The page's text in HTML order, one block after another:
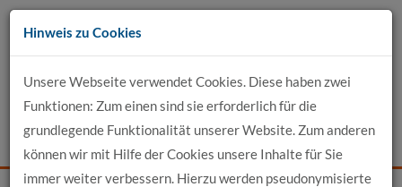
Zum
Inhalt
Events News Login Suche
Kontakt
Hinweis zu Cookies
Unsere Webseite verwendet Cookies. Diese haben zwei
Funktionen: Zum einen sind sie erforderlich für die
grundlegende Funktionalität unserer Website. Zum anderen
können wir mit Hilfe der Cookies unsere Inhalte für Sie
immer weiter verbessern. Hierzu werden pseudonymisierte